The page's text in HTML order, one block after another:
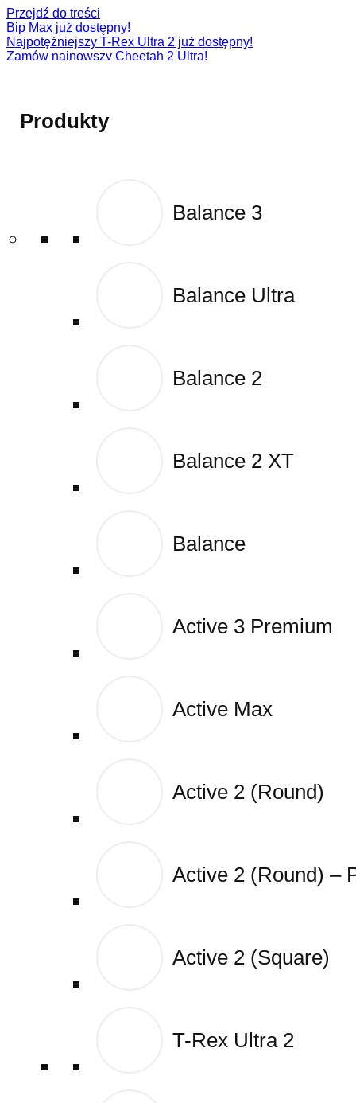
Przejdź do treści
Bip Max już dostępny!
Najpotężniejszy T-Rex Ultra 2 już dostępny!
Zamów najnowszy Cheetah 2 Ultra!
Produkty
Balance 3
Balance Ultra
Balance 2
Balance 2 XT
Balance
Active 3 Premium
Active Max
Active 2 (Round)
Active 2 (Round) –
Active 2 (Square)
T-Rex Ultra 2
Produkty
Balance 3
Balance Ultra
Balance 2
Balance 2 XT
Balance
Active 3 Premium
Active Max
Active 2 (Round)
Active 2 (Round) –
Active 2 (Square)
T-Rex Ultra 2